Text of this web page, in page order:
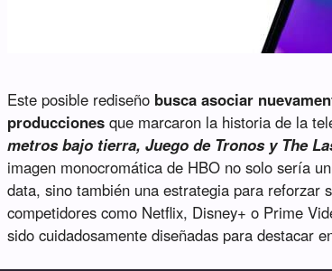
Este posible rediseño busca asociar
producciones que marcaron la historia de la
metros bajo tierra, Juego de Tronos y The
imagen monocromática de HBO no solo sería
data, sino también una estrategia para reforzar
competidores como Netflix, Disney+ o Prime
sido cuidadosamente diseñadas para destacar